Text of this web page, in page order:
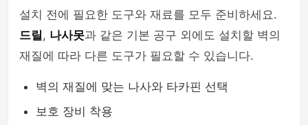
설치 전에 필요한 도구와 재료를 모두 준비하세요.
드릴, 나사못과 같은 기본 공구 외에도 설치할 벽의
재질에 따라 다른 도구가 필요할 수 있습니다.
벽의 재질에 맞는 나사와 타카핀 선택
보호 장비 착용